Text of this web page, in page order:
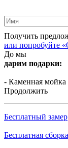
Получить
или попробуйте
До мы
дарим подарки:
- Каменная мойка
Продолжить
Бесплатный замер
Бесплатная сборка